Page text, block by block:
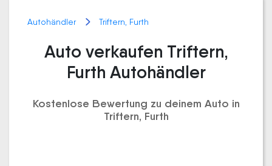
Autohändler Triftern, Furth
Auto verkaufen Triftern,
Furth Autohändler
Kostenlose Bewertung zu deinem Auto in
Triftern, Furth